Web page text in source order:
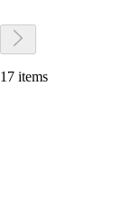
17 items